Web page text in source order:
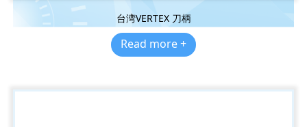
台湾VERTEX 刀柄
Read more +